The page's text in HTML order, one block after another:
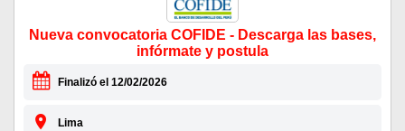
Nueva convocatoria COFIDE - Descarga las bases,
infórmate y postula
Finalizó el 12/02/2026
Lima